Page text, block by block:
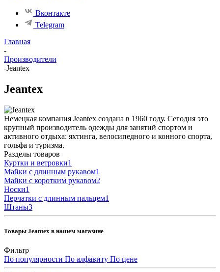
Вконтакте
Telegram
Главная
-
Производители
-Jeantex
Jeantex
Немецкая компания Jeantex создана в 1960 году. Сегодня это
крупный производитель одежды для занятий спортом и
активного отдыха: яхтинга, велосипедного и конного спорта,
гольфа и туризма.
Разделы товаров
Куртки и ветровки1
Майки с длинным рукавом1
Майки с коротким рукавом2
Носки1
Перчатки с длинным пальцем1
Штаны3
Товары Jeantex в нашем магазине
Фильтр
По популярности По алфавиту По цене